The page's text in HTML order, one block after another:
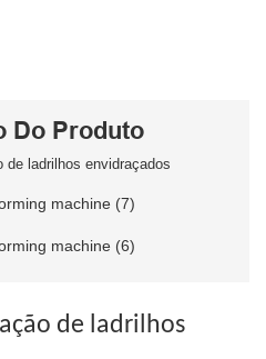
Do Produto
de ladrilhos envidraçados
de ladrilhos